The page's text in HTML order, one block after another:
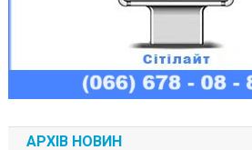
АРХІВ НОВИН